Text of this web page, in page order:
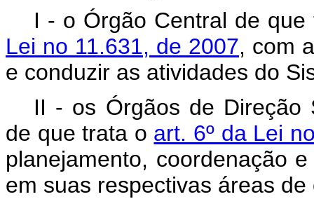
I - o Órgão Central de
Lei no 11.631, de 2007, com
e conduzir as atividades do
II - os Órgãos de Direção
de que trata o art. 6º da Lei
planejamento, coordenação
em suas respectivas áreas